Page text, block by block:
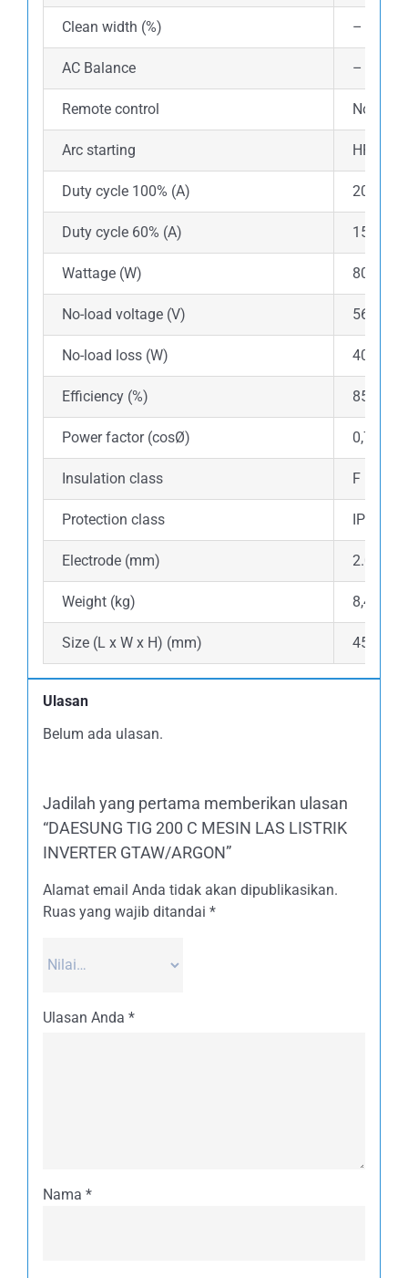
Clean width (%) –
AC Balance –
Remote control No
Arc starting HF
Duty cycle 100% (A) 200
Duty cycle 60% (A) 155
Wattage (W) 800-
No-load voltage (V) 56
No-load loss (W) 40
Efficiency (%) 85
Power factor (cosØ) 0,73
Insulation class F
Protection class IP21S
Electrode (mm) 2.0-4.0
Weight (kg) 8,4
Size (L x W x H) (mm) 455 x
Ulasan
Belum ada ulasan.
Jadilah yang pertama memberikan ulasan
“DAESUNG TIG 200 C MESIN LAS LISTRIK
INVERTER GTAW/ARGON”
Alamat email Anda tidak akan dipublikasikan.
Ruas yang wajib ditandai *
Ulasan Anda *
Nama *